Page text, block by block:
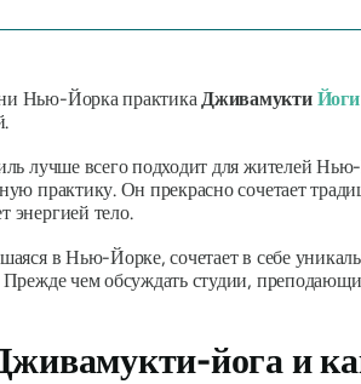
Нью-Йорка практикаДживамукти
лучше всего подходит для жителей
практику. Он прекрасно сочетает
энергией тело.
в Нью-Йорке, сочетает в себе
Прежде чем обсуждать студии,
йога и